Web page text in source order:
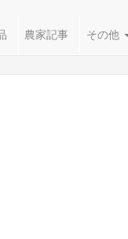
農家記事 その他